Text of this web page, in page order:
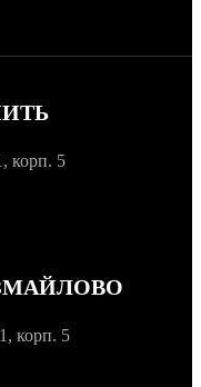
корп. 5
корп. 5